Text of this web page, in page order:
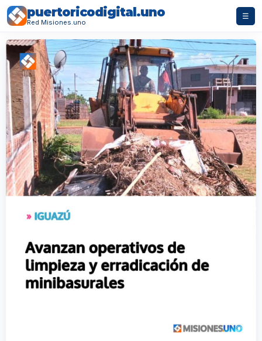
puertoricodigital.uno
Red Misiones.uno
☰